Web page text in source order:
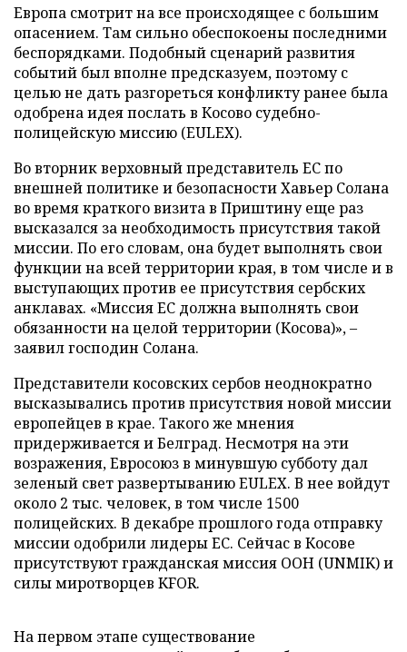
Европа смотрит на все происходящее с большим
опасением. Там сильно обеспокоены последними
беспорядками. Подобный сценарий развития
событий был вполне предсказуем, поэтому с
целью не дать разгореться конфликту ранее была
одобрена идея послать в Косово судебно-
полицейскую миссию (EULEX).
Во вторник верховный представитель ЕС по
внешней политике и безопасности Хавьер Солана
во время краткого визита в Приштину еще раз
высказался за необходимость присутствия такой
миссии. По его словам, она будет выполнять свои
функции на всей территории края, в том числе и в
выступающих против ее присутствия сербских
анклавах. «Миссия ЕС должна выполнять свои
обязанности на целой территории (Косова)», –
заявил господин Солана.
Представители косовских сербов неоднократно
высказывались против присутствия новой миссии
европейцев в крае. Такого же мнения
придерживается и Белград. Несмотря на эти
возражения, Евросоюз в минувшую субботу дал
зеленый свет развертыванию EULEX. В нее войдут
около 2 тыс. человек, в том числе 1500
полицейских. В декабре прошлого года отправку
миссии одобрили лидеры ЕС. Сейчас в Косове
присутствуют гражданская миссия ООН (UNMIK) и
силы миротворцев KFOR.
На первом этапе существование